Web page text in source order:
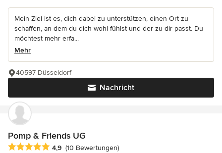
Mein Ziel ist es, dich dabei zu unterstützen, einen Ort zu
schaffen, an dem du dich wohl fühlst und der zu dir passt. Du
möchtest mehr erfa...
Mehr
Nachricht
40597 Düsseldorf
Pomp & Friends UG
Durchschnittliche Bewertung: 4.9 von 5 Sternen
4,9 (10 Bewertungen)